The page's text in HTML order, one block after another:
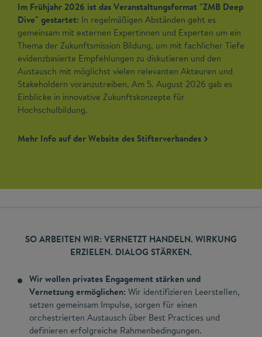
Im Frühjahr 2026 ist das Veranstaltungsformat "ZMB Deep
Dive" gestartet: In regelmäßigen Abständen geht es
gemeinsam mit externen Expertinnen und Experten um ein
Thema der Zukunftsmission Bildung, um mit fachlicher Tiefe
evidenzbasierte Empfehlungen zu diskutieren und den
Austausch mit möglichst vielen relevanten Akteuren und
Stakeholdern voranzutreiben. Am 5. August 2026 gab es
Einblicke in innovative Zukunftskonzepte für
Hochschulbildung.
Mehr Info auf der Website des Stifterverbandes
SO ARBEITEN WIR: VERNETZT HANDELN. WIRKUNG
ERZIELEN. DIALOG STÄRKEN.
Wir wollen privates Engagement stärken und
Vernetzung ermöglichen: Wir identifizieren Leerstellen,
setzen gemeinsam Impulse, sorgen für einen
orchestrierten Austausch über Best Practices und
definieren erfolgreiche Rahmenbedingungen.​